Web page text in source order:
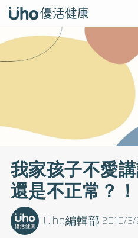
我家孩子不愛
還是不正常？！
2010/3/
Uho編輯部